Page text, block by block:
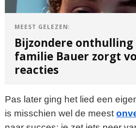
MEEST GELEZEN:
Bijzondere onthulling
familie Bauer zorgt
reacties
Pas later ging het lied een
is misschien wel de meest